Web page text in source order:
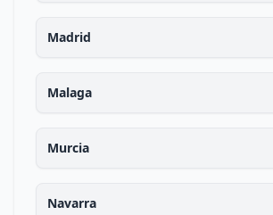
Madrid
Malaga
Murcia
Navarra